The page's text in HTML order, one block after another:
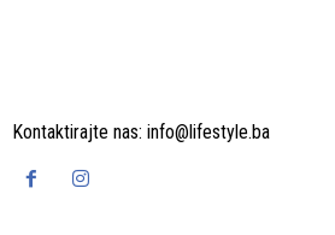
Kontaktirajte nas: info@lifestyle.ba